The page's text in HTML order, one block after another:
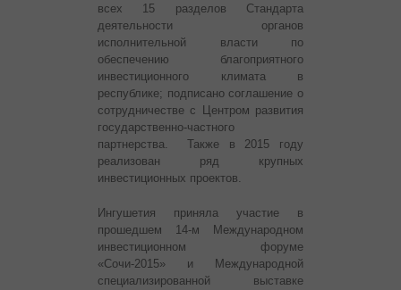
всех 15 разделов Стандарта
деятельности органов
исполнительной власти по
обеспечению благоприятного
инвестиционного климата в
республике; подписано соглашение о
сотрудничестве с Центром развития
государственно-частного
партнерства. Также в 2015 году
реализован ряд крупных
инвестиционных проектов.
Ингушетия приняла участие в
прошедшем 14-м Международном
инвестиционном форуме
«Сочи-2015» и Международной
специализированной выставке